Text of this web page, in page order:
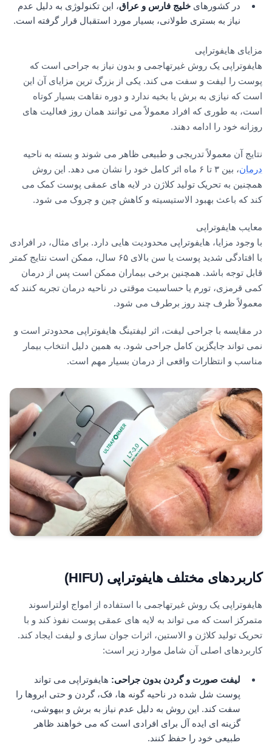
در کشورهای خلیج فارس و عراق، این تکنولوژی به دلیل عدم
نیاز به بستری طولانی، بسیار مورد استقبال قرار گرفته است.
مزایای هایفوتراپی
هایفوتراپی یک روش غیرتهاجمی و بدون نیاز به جراحی است که
پوست را لیفت و سفت می کند. یکی از بزرگ ترین مزایای آن این
است که نیازی به برش یا بخیه ندارد و دوره نقاهت بسیار کوتاه
است، به طوری که افراد معمولاً می توانند همان روز فعالیت های
روزانه خود را ادامه دهند.
نتایج آن معمولاً تدریجی و طبیعی ظاهر می شوند و بسته به ناحیه
درمان
، بین ۳ تا ۶ ماه اثر کامل خود را نشان می دهد. این روش
همچنین به تحریک تولید کلاژن در لایه های عمقی پوست کمک می
کند که باعث بهبود الاستیسیته و کاهش چین و چروک می شود.
معایب هایفوتراپی
با وجود مزایا، هایفوتراپی محدودیت هایی دارد. برای مثال، در افرادی
با افتادگی شدید پوست یا سن بالای ۶۵ سال، ممکن است نتایج کمتر
قابل توجه باشد. همچنین برخی بیماران ممکن است پس از درمان
کمی قرمزی، تورم یا حساسیت موقتی در ناحیه درمان تجربه کنند که
معمولاً ظرف چند روز برطرف می شود.
در مقایسه با جراحی لیفت، اثر لیفتینگ هایفوتراپی محدودتر است و
نمی تواند جایگزین کامل جراحی شود. به همین دلیل انتخاب بیمار
مناسب و انتظارات واقعی از درمان بسیار مهم است.
کاربردهای مختلف هایفوتراپی (HIFU)
هایفوتراپی یک روش غیرتهاجمی با استفاده از امواج اولتراسوند
متمرکز است که می تواند به لایه های عمقی پوست نفوذ کند و با
تحریک تولید کلاژن و الاستین، اثرات جوان سازی و لیفت ایجاد کند.
کاربردهای اصلی آن شامل موارد زیر است:
لیفت صورت و گردن بدون جراحی: هایفوتراپی می تواند
پوست شل شده در ناحیه گونه ها، فک، گردن و حتی ابروها را
سفت کند. این روش به دلیل عدم نیاز به برش و بیهوشی،
گزینه ای ایده آل برای افرادی است که می خواهند ظاهر
طبیعی خود را حفظ کنند.